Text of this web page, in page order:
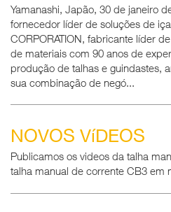
Yamanashi, Japão, 30 de janeiro
fornecedor líder de soluções de
CORPORATION, fabricante líder
de materiais com 90 anos de
produção de talhas e guindastes,
sua combinação de negó...
NOVOS VíDEOS
Publicamos os videos da talha
talha manual de corrente CB3 em